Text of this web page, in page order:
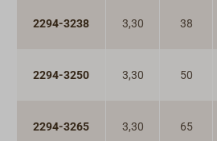
2294-3238 3,30 38
2294-3250 3,30 50
2294-3265 3,30 65